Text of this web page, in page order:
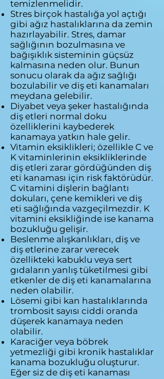
temizlenmelidir.
Stres birçok hastalığa yol açtığı
gibi ağız hastalıklarına da zemin
hazırlayabilir. Stres, damar
sağlığının bozulmasına ve
bağışıklık sisteminin güçsüz
kalmasına neden olur. Bunun
sonucu olarak da ağız sağlığı
bozulabilir ve diş eti kanamaları
meydana gelebilir.
Diyabet veya şeker hastalığında
diş etleri normal doku
özelliklerini kaybederek
kanamaya yatkın hale gelir.
Vitamin eksiklikleri; özellikle C ve
K vitaminlerinin eksikliklerinde
diş etleri zarar gördüğünden diş
eti kanaması için risk faktörüdür.
C vitamini dişlerin bağlantı
dokuları, çene kemikleri ve diş
eti sağlığında vazgeçilmezdir. K
vitamini eksikliğinde ise kanama
bozukluğu gelişir.
Beslenme alışkanlıkları, diş ve
diş etlerine zarar verecek
özellikteki kabuklu veya sert
gıdaların yanlış tüketilmesi gibi
etkenler de diş eti kanamalarına
neden olabilir.
Lösemi gibi kan hastalıklarında
trombosit sayısı ciddi oranda
düşerek kanamaya neden
olabilir.
Karaciğer veya böbrek
yetmezliği gibi kronik hastalıklar
kanama bozukluğu oluşturur.
Eğer siz de diş eti kanaması